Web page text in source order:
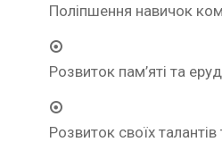
Поліпшення навичок
Розвиток пам’яті та
Розвиток своїх